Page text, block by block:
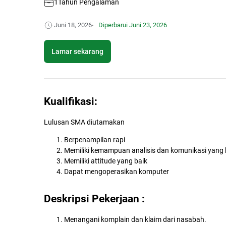
1Tahun Pengalaman
Juni 18, 2026 Diperbarui Juni 23, 2026
Lamar sekarang
Kualifikasi:
​Lulusan SMA diutamakan
Berpenampilan rapi
Memiliki kemampuan analisis dan komunikasi yang
Memiliki attitude yang baik
Dapat mengoperasikan komputer
Deskripsi Pekerjaan :
Menangani komplain dan klaim dari nasabah.